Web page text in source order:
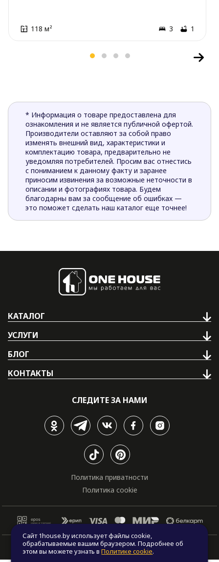
118 м² 3 1
* Информация о товаре предоставлена для
ознакомления и не является публичной офертой.
Производители оставляют за собой право
изменять внешний вид, характеристики и
комплектацию товара, предварительно не
уведомляя потребителей. Просим вас отнестись
с пониманием к данному факту и заранее
приносим извинения за возможные неточности в
описании и фотографиях товара. Будем
благодарны вам за сообщение об ошибках —
это поможет сделать наш каталог еще точнее!
КАТАЛОГ
УСЛУГИ
БЛОГ
КОНТАКТЫ
СЛЕДИТЕ ЗА НАМИ
Политика приватности
Политика cookie
© Все права защищены. "One house", 2011 - 2026
Сайт 1house.by использует файлы cookie,
обрабатываемые вашим браузером. Подробнее об
этом вы можете узнать вПолитике cookie.